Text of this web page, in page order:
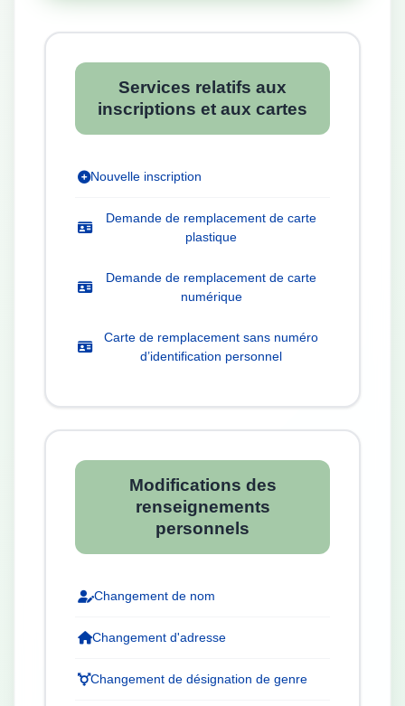
Services relatifs aux
inscriptions et aux cartes
Nouvelle inscription
Demande de remplacement de carte
plastique
Demande de remplacement de carte
numérique
Carte de remplacement sans numéro
d’identification personnel
Modifications des
renseignements
personnels
Changement de nom
Changement d'adresse
Changement de désignation de genre